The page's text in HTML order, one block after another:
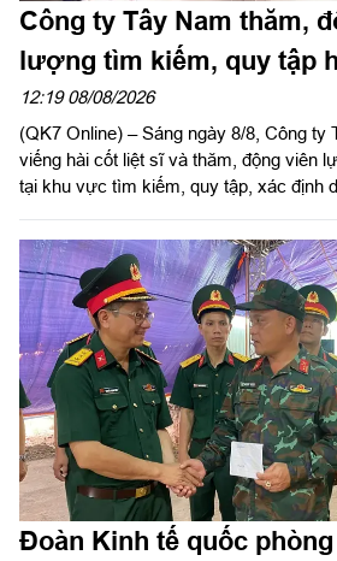
Công ty Tây Nam thăm,
lượng tìm kiếm, quy tập
công viên Lê Thị Riêng
12:19 08/08/2026
(QK7 Online) – Sáng ngày 8/8, Công ty
viếng hài cốt liệt sĩ và thăm, động viên
tại khu vực tìm kiếm, quy tập, xác định
Đoàn Kinh tế quốc